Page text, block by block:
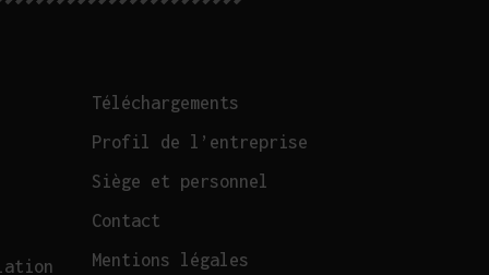
Téléchargements
Profil de l’entreprise
Siège et personnel
Contact
Mentions légales